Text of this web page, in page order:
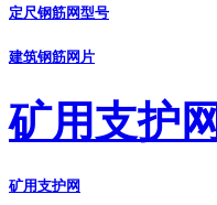
定尺钢筋网型号
建筑钢筋网片
矿用支护网
矿用支护网